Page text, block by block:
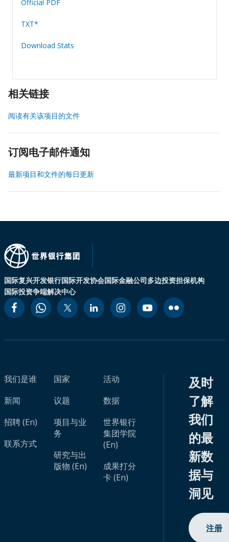
Official PDF
TXT*
Download Stats
相关链接
阅读有关该项目的文件
订阅电子邮件通知
最新项目和文件的每日更新
国际复兴开发银行国际开发协会国际金融公司多边投资担保机构
国际投资争端解决中心
我们是谁
新闻
招聘 (En)
联系方式
国家
议题
项目与业
务
研究与出
版物 (En)
活动
数据
世界银行
集团学院
(En)
成果打分
卡 (En)
及时
了解
我们
的最
新数
据与
洞见
注册